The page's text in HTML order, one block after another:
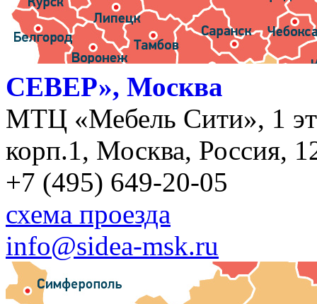
СЕВЕР», Москва
МТЦ «Мебель Сити», 1
корп.1, Москва, Россия,
+7 (495) 649-20-05
схема проезда
info@sidea-msk.ru